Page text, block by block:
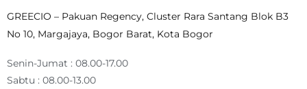
GREECIO – Pakuan Regency, Cluster Rara Santang Blok B3
No 10, Margajaya, Bogor Barat, Kota Bogor
Senin-Jumat : 08.00-17.00
Sabtu : 08.00-13.00